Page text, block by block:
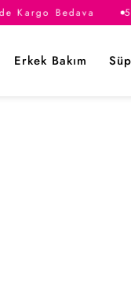
Kargo Bedava
Erkek Bakım